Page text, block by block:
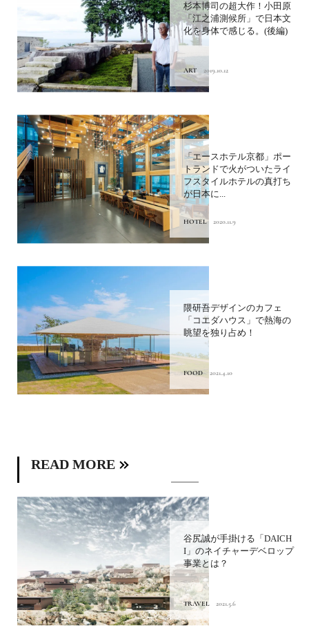
杉本博司の超大作！小田原
「江之浦測候所」で日本文
化を身体で感じる。(後編)
ART 2019.10.12
「エースホテル京都」ポー
トランドで火がついたライ
フスタイルホテルの真打ち
が日本に...
HOTEL 2020.11.9
隈研吾デザインのカフェ
「コエダハウス」で熱海の
眺望を独り占め！
FOOD 2021.4.10
READ MORE
谷尻誠が手掛ける「DAICH
I」のネイチャーデベロップ
事業とは？
TRAVEL 2021.5.6